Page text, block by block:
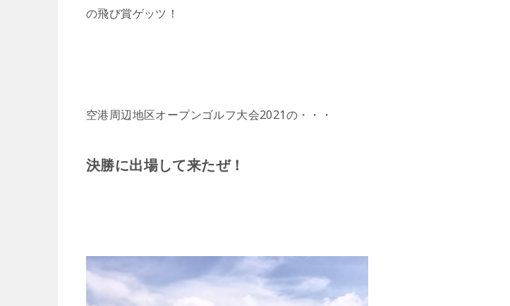
の飛び賞ゲッツ！
空港周辺地区オープンゴルフ大会2021の・・・
決勝に出場して来たぜ！